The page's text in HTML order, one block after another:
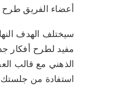
أعضاء الفريق طرح
سيختلف الهدف
مفيد لطرح أفكار
الذهني مع قالب
استفادة من